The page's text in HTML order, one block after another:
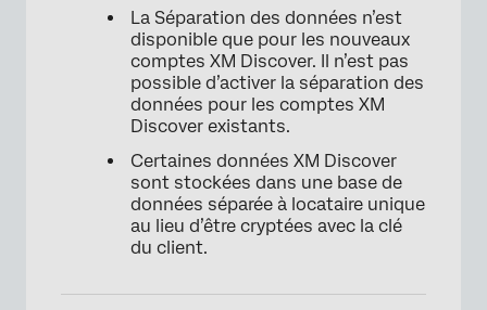
La Séparation des données n’est
disponible que pour les nouveaux
comptes XM Discover. Il n’est pas
possible d’activer la séparation des
données pour les comptes XM
Discover existants.
Certaines données XM Discover
sont stockées dans une base de
données séparée à locataire unique
au lieu d’être cryptées avec la clé
du client.